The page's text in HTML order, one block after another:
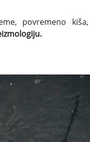
povremeno